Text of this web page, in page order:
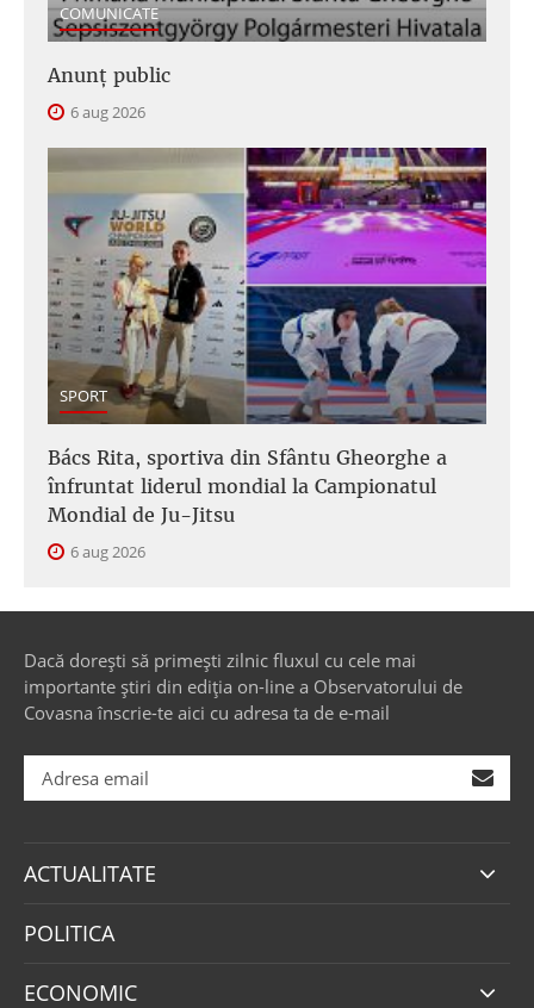
COMUNICATE
Anunţ public
6 aug 2026
SPORT
Bács Rita, sportiva din Sfântu Gheorghe a
înfruntat liderul mondial la Campionatul
Mondial de Ju-Jitsu
6 aug 2026
Dacă dorești să primești zilnic fluxul cu cele mai
importante știri din ediția on-line a Observatorului de
Covasna înscrie-te aici cu adresa ta de e-mail
ACTUALITATE
POLITICA
ECONOMIC